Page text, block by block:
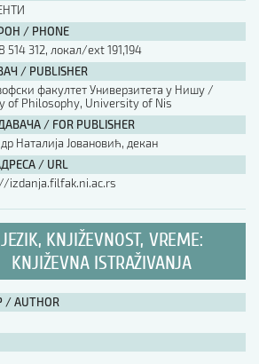
/ PHONE
514 312, локал/ext 191,194
/ PUBLISHER
факултет Универзитета у Нишу /
of Philosophy, University of Nis
/ FOR PUBLISHER
Наталија Јовановић, декан
/ URL
izdanja.filfak.ni.ac.rs
JEZIK, KNJIŽEVNOST, VREME:
KNJIŽEVNA ISTRAŽIVANJA
/ AUTHOR